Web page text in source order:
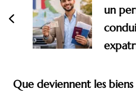
un
Que deviennent les biens